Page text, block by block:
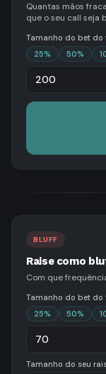
Quantas mãos
que o seu call seja
Tamanho do bet do
25% 50%
BLUFF
Raise como
Com que
Tamanho do bet do
25% 50%
Tamanho do seu